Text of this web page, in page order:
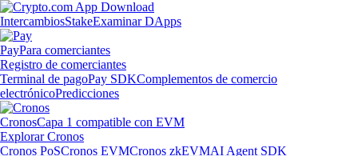
IntercambiosStakeExaminar DApps
PayPara comerciantes
Registro de comerciantes
Terminal de pagoPay SDKComplementos de comercio
electrónicoPredicciones
CronosCapa 1 compatible con EVM
Explorar Cronos
Cronos PoSCronos EVMCronos zkEVMAI Agent SDK